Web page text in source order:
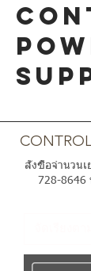
สั่งซื้อจำนวน
728-8646